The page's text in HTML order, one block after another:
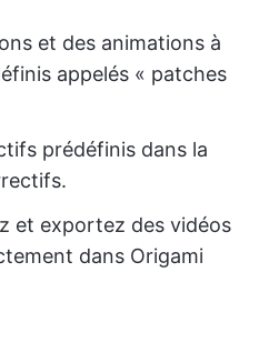
et des animations à
appelés « patches
prédéfinis dans la
et exportez des vidéos
dans Origami